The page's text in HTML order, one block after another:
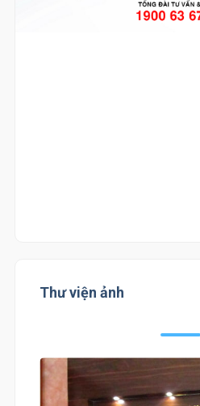
Thư viện ảnh